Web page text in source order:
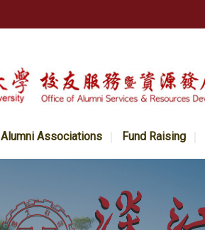
Alumni Associations Fund Raising